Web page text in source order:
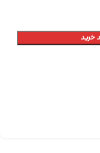
خرید